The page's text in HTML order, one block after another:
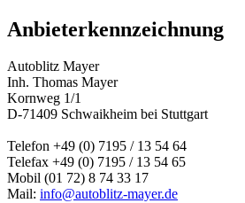
Anbieterkennzeichnung
Autoblitz Mayer
Inh. Thomas Mayer
Kornweg 1/1
D-71409 Schwaikheim bei Stuttgart
Telefon +49 (0) 7195 / 13 54 64
Telefax +49 (0) 7195 / 13 54 65
Mobil (01 72) 8 74 33 17
Mail: info@autoblitz-mayer.de